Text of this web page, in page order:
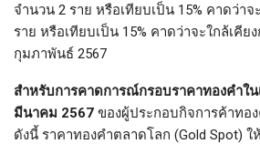
จำนวน 2 ราย หรือเทียบเป็น 15% คาดว่า
ราย หรือเทียบเป็น 15% คาดว่าจะใกล้เคีย
กุมภาพันธ์ 2567
สำหรับการคาดการณ์กรอบราคาทองคำใ
มีนาคม 2567 ของผู้ประกอบกิจการค้าทอ
ดังนี้ ราคาทองคำตลาดโลก (Gold Spot)